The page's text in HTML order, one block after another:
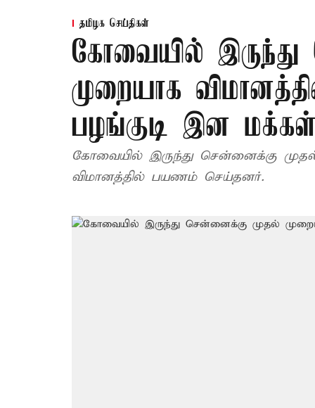
தமிழக செய்திகள்
கோவையில்
முறையாக
பழங்குடி இன
கோவையில் இருந்து சென்னைக்கு
விமானத்தில் பயணம் செய்தனர்.